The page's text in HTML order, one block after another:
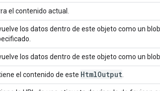
el contenido actual.
los datos dentro de este objeto como un
los datos dentro de este objeto como un blob.
el contenido de este HtmlOutput